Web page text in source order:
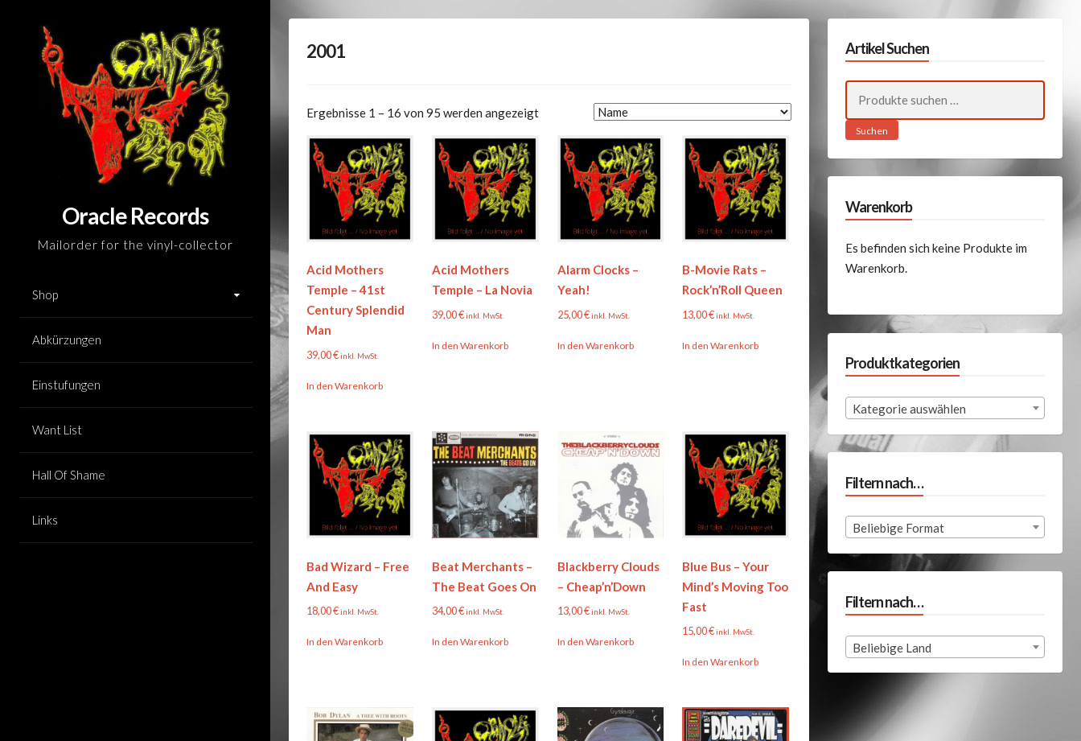
content
Oracle Records
Mailorder for the vinyl-collector
Shop
Abkürzungen
Einstufungen
Want List
Hall Of Shame
Links
2001
Ergebnisse 1 – 16 von 95 werden angezeigt
Acid Mothers
Temple – 41st
Century Splendid
Man
39,00€inkl. MwSt.
In den Warenkorb
Acid Mothers
Temple – La Novia
39,00€inkl. MwSt.
In den Warenkorb
Alarm Clocks –
Yeah!
25,00€ inkl. MwSt.
In den Warenkorb
B-Movie Rats –
Rock’n’Roll Queen
13,00€inkl. MwSt.
In den Warenkorb
Bad Wizard – Free
And Easy
18,00€inkl. MwSt.
In den Warenkorb
Beat Merchants –
The Beat Goes On
34,00€inkl. MwSt.
In den Warenkorb
Blackberry Clouds
– Cheap’n’Down
13,00€ inkl. MwSt.
In den Warenkorb
Blue Bus – Your
Mind’s Moving Too
Fast
15,00€inkl. MwSt.
In den Warenkorb
Artikel Suchen
nach:
Suchen
Warenkorb
Es befinden sich keine Produkte im
Warenkorb.
Produktkategorien
Kategorie auswählen
Filtern nach…
Beliebige Format
Filtern nach…
Beliebige Land